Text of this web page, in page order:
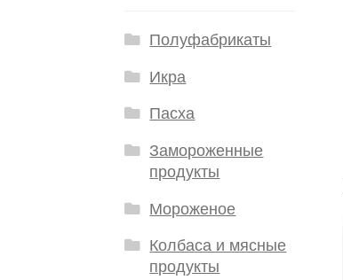
Полуфабрикаты
Икра
Пасха
Замороженные
продукты
Мороженое
Колбаса и мясные
продукты